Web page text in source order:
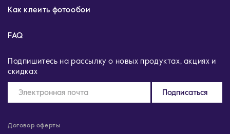
Как клеить фотообои
FAQ
Подпишитесь на рассылку о новых продуктах, акциях и
скидках
Подписаться
Договор оферты